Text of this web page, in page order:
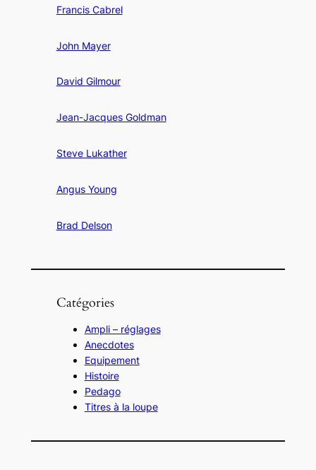
Francis Cabrel
John Mayer
David Gilmour
Jean-Jacques Goldman
Steve Lukather
Angus Young
Brad Delson
Catégories
Ampli – réglages
Anecdotes
Equipement
Histoire
Pedago
Titres à la loupe